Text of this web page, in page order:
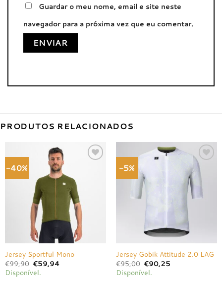
Guardar o meu nome, email e site neste
navegador para a próxima vez que eu comentar.
PRODUTOS RELACIONADOS
-40%
Jersey Sportful Mono
€99,90 O
preço
original
€59,94O
Disponível.
-5%
Adicionar
à lista de
desejos
Jersey Gobik Attitude 2.0 LAG
€95,00 O
preço
original
€90,25O
Disponível.